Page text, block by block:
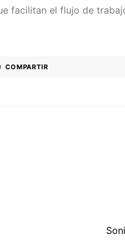
facilitan el flujo de
COMPARTIR